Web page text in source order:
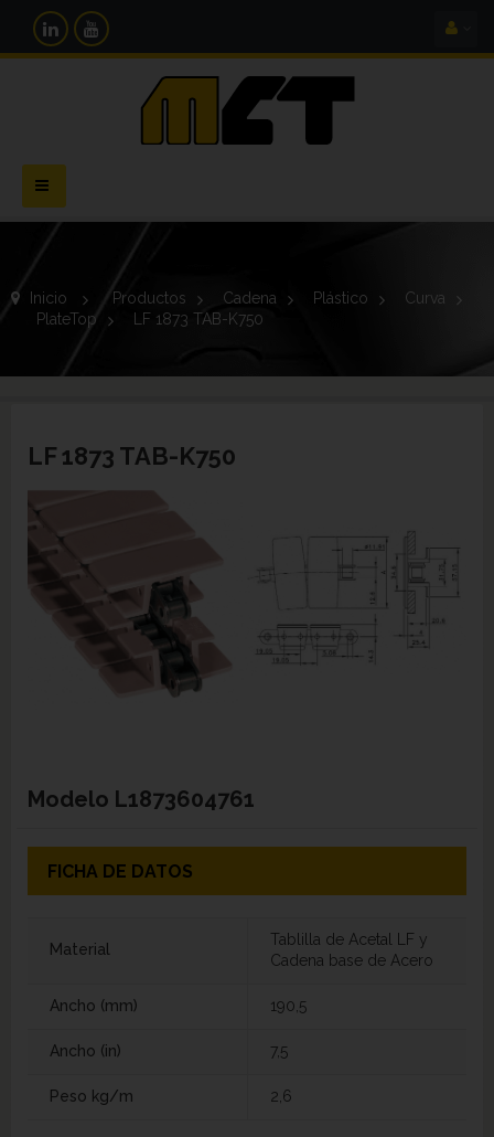
Navegación
Toggle
Inicio > Productos > Cadena > Plástico >
Curva
PlateTop > LF 1873 TAB-K750
LF 1873 TAB-K750
Modelo L1873604761
FICHA DE DATOS
Material
Tablilla de Acetal LF y
Cadena base de Acero
Ancho (mm) 190,5
Ancho (in) 7,5
Peso kg/m 2,6